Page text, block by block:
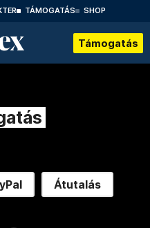
TÁMOGATÁS SHOP
Támogatás
Átutalás